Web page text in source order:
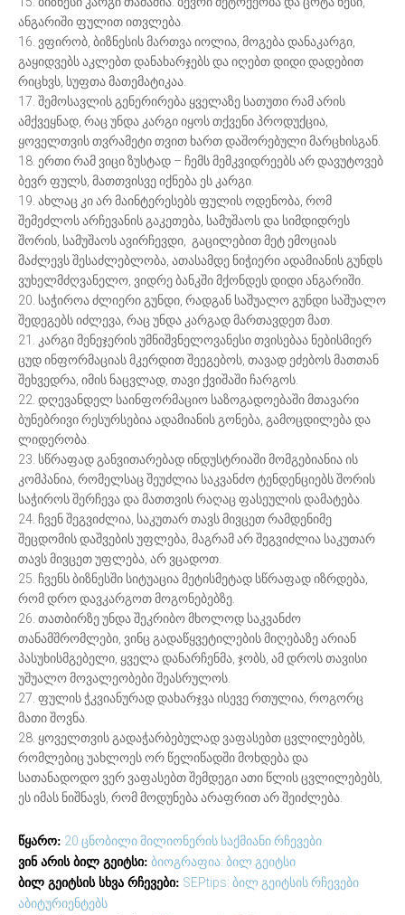
ანგარიში ფულით ითვლება.
16. ვფირობ, ბიზნესის მართვა იოლია, მოგება დანაკარგი,
გაყიდვებს აკლებთ დანახარჯებს და იღებთ დიდი დადებით
რიცხვს, სუფთა მათემატიკაა.
17. შემოსავლის გენერირება ყველაზე სათუთი რამ არის
ამქვეყნად, რაც უნდა კარგი იყოს თქვენი პროდუქცია,
ყოველთვის თვრამეტი თვით ხართ დაშორებული მარცხისგან.
18. ერთი რამ ვიცი ზუსტად – ჩემს მემკვიდრეებს არ დავუტოვებ
ბევრ ფულს, მათთვისვე იქნება ეს კარგი.
19. ახლაც კი არ მაინტერესებს ფულის ოდენობა, რომ
შემეძლოს არჩევანის გაკეთება, სამუშაოს და სიმდიდრეს
შორის, სამუშაოს ავირჩევდი, გაცილებით მეტ ემოციას
მაძლევს შესაძლებლობა, ათასამდე ნიჭიერი ადამიანის გუნდს
ვუხელმძღვანელო, ვიდრე ბანკში მქონდეს დიდი ანგარიში.
20. საჭიროა ძლიერი გუნდი, რადგან საშუალო გუნდი საშუალო
შედეგებს იძლევა, რაც უნდა კარგად მართავდეთ მათ.
21. კარგი მენეჯერის უმნიშვნელოვანესი თვისებაა ნებისმიერ
ცუდ ინფორმაციას მკერდით შეეგებოს, თავად ეძებოს მათთან
შეხვედრა, იმის ნაცვლად, თავი ქვიშაში ჩარგოს.
22. დღევანდელ საინფორმაციო საზოგადოებაში მთავარი
ბუნებრივი რესურსებია ადამიანის გონება, გამოცდილება და
ლიდერობა.
23. სწრაფად განვითარებად ინდუსტრიაში მომგებიანია ის
კომპანია, რომელსაც შეუძლია საკვანძო ტენდენციებს შორის
საჭიროს შერჩევა და მათთვის რაღაც ფასეულის დამატება.
24. ჩვენ შეგვიძლია, საკუთარ თავს მივცეთ რამდენიმე
შეცდომის დაშვების უფლება, მაგრამ არ შეგვიძლია საკუთარ
თავს მივცეთ უფლება, არ ვცადოთ.
25. ჩვენს ბიზნესში სიტუაცია მეტისმეტად სწრაფად იზრდება,
რომ დრო დავკარგოთ მოგონებებზე.
26. თათბირზე უნდა შეკრიბო მხოლოდ საკვანძო
თანამშრომლები, ვინც გადაწყვეტილების მიღებაზე არიან
პასუხისმგებელი, ყველა დანარჩენმა, ჯობს, ამ დროს თავისი
უშუალო მოვალეობები შეასრულოს.
27. ფულის ჭკვიანურად დახარჯვა ისევე რთულია, როგორც
მათი შოვნა.
28. ყოველთვის გადაჭარბებულად ვაფასებთ ცვლილებებს,
რომლებიც უახლოეს ორ წელიწადში მოხდება და
სათანადოდო ვერ ვაფასებთ შემდეგი ათი წლის ცვლილებებს,
ეს იმას ნიშნავს, რომ მოდუნება არაფრით არ შეიძლება.
წყარო: 20 ცნობილი მილიონერის საქმიანი რჩევები
ვინ არის ბილ გეიტსი: ბიოგრაფია: ბილ გეიტსი
ბილ გეიტსის სხვა რჩევები: SEPtips: ბილ გეიტსის რჩევები
აბიტურიენტებს